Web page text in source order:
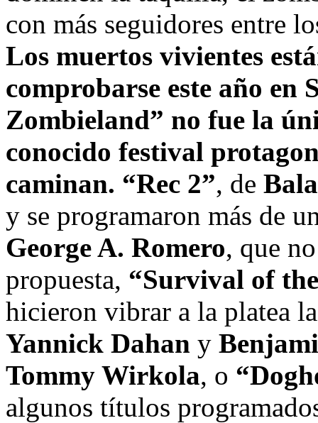
con más seguidores entre
Los muertos vivientes
comprobarse este año en
Zombieland” no fue la
conocido festival
caminan. “Rec 2”, de
y se programaron más de
George A. Romero, que
propuesta, “Survival of
hicieron vibrar a la platea
Yannick Dahan y
Tommy Wirkola, o
algunos títulos